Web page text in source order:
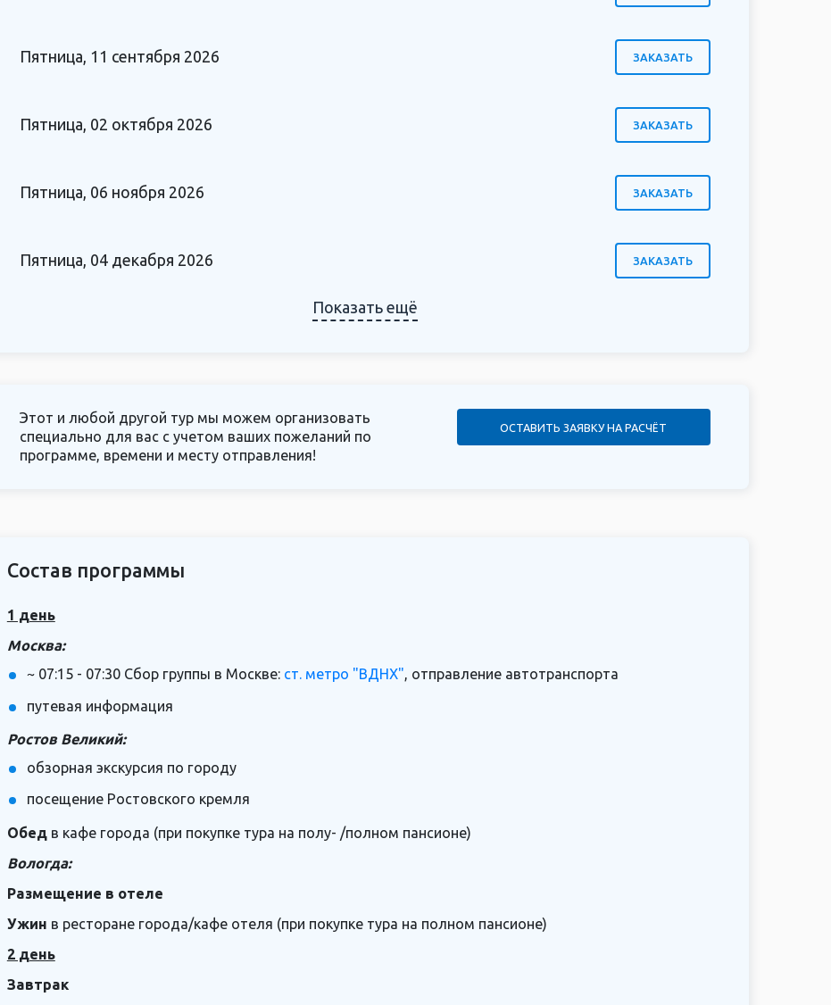
Пятница, 11 сентября 2026 ЗАКАЗАТЬ
Пятница, 02 октября 2026 ЗАКАЗАТЬ
Пятница, 06 ноября 2026 ЗАКАЗАТЬ
Пятница, 04 декабря 2026 ЗАКАЗАТЬ
Показать ещё
Этот и любой другой тур мы можем организовать
специально для вас с учетом ваших пожеланий по
программе, времени и месту отправления!
ОСТАВИТЬ ЗАЯВКУ НА РАСЧЁТ
Состав программы
1 день
Москва:
~ 07:15 - 07:30 Сбор группы в Москве: ст. метро "ВДНХ", отправление автотранспорта
путевая информация
Ростов Великий:
обзорная экскурсия по городу
посещение Ростовского кремля
Обед в кафе города (при покупке тура на полу- /полном пансионе)
Вологда:
Размещение в отеле
Ужин в ресторане города/кафе отеля (при покупке тура на полном пансионе)
2 день
Завтрак